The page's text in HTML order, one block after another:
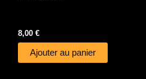
8,00 €
Ajouter au panier